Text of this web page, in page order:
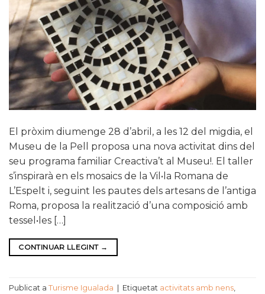
El pròxim diumenge 28 d’abril, a les 12 del migdia, el
Museu de la Pell proposa una nova activitat dins del
seu programa familiar Creactiva’t al Museu!. El taller
s’inspirarà en els mosaics de la Vil•la Romana de
L’Espelt i, seguint les pautes dels artesans de l’antiga
Roma, proposa la realització d’una composició amb
tessel•les […]
CONTINUAR LLEGINT →
Publicat a Turisme Igualada | Etiquetat activitats amb nens